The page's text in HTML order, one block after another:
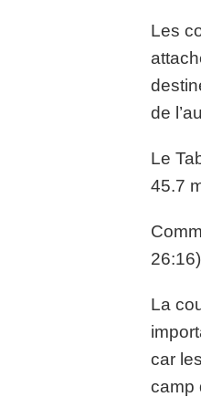
Les
de
Le
45.7
La
car
camp